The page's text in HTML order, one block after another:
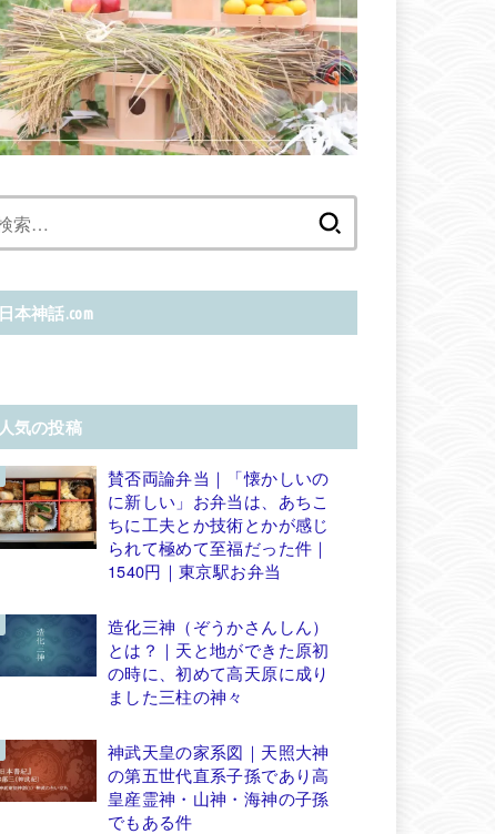
日本神話.com
人気の投稿
賛否両論弁当｜「懐かしいの
に新しい」お弁当は、あちこ
ちに工夫とか技術とかが感じ
られて極めて至福だった件｜
1540円｜東京駅お弁当
造化三神（ぞうかさんしん）
とは？｜天と地ができた原初
の時に、初めて高天原に成り
ました三柱の神々
神武天皇の家系図｜天照大神
の第五世代直系子孫であり高
皇産霊神・山神・海神の子孫
でもある件